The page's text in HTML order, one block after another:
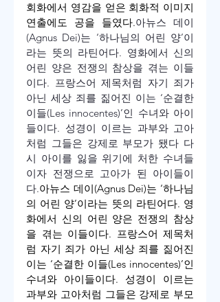
회화에서 영감을 얻은 회화적 이미지
연출에도 공을 들였다.아뉴스 데이
(Agnus Dei)는 ‘하나님의 어린 양’이
라는 뜻의 라틴어다. 영화에서 신의
어린 양은 전쟁의 참상을 겪는 이들
이다. 프랑스어 제목처럼 자기 죄가
아닌 세상 죄를 짊어진 이는 ‘순결한
이들(Les innocentes)’인 수녀와 아이
들이다. 성경이 이르는 과부와 고아
처럼 그들은 강제로 부모가 됐다 다
시 아이를 잃을 위기에 처한 수녀들
이자 전쟁으로 고아가 된 아이들이
다.아뉴스 데이(Agnus Dei)는 ‘하나님
의 어린 양’이라는 뜻의 라틴어다. 영
화에서 신의 어린 양은 전쟁의 참상
을 겪는 이들이다. 프랑스어 제목처
럼 자기 죄가 아닌 세상 죄를 짊어진
이는 ‘순결한 이들(Les innocentes)’인
수녀와 아이들이다. 성경이 이르는
과부와 고아처럼 그들은 강제로 부모